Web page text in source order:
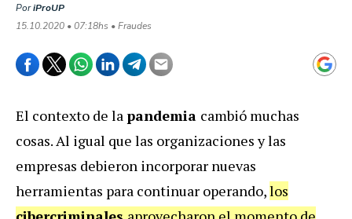
PoriProUP
15.10.2020 • 07:18hs • Fraudes
El contexto de lapandemia cambió muchas
cosas. Al igual que las organizaciones y las
empresas debieron incorporar nuevas
herramientas para continuar operando,los